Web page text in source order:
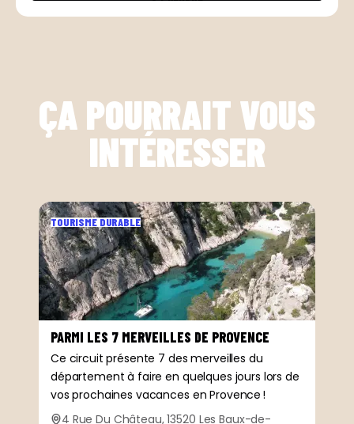
ÇA POURRAIT VOUS
INTÉRESSER
PARMI LES 7 MERVEILLES DE PROVENCE
TOURISME DURABLE
Ce circuit présente 7 des merveilles du
département à faire en quelques jours lors de
vos prochaines vacances en Provence !
4 Rue Du Château, 13520 Les Baux-de-